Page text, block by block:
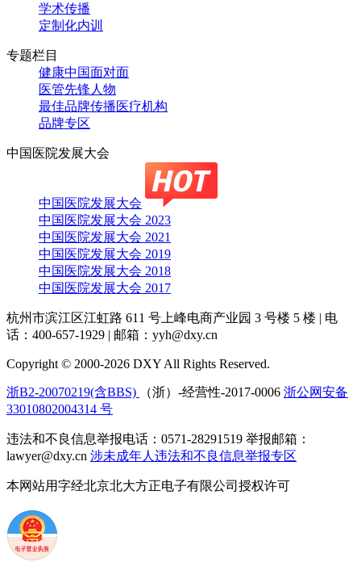
学术传播
定制化内训
专题栏目
健康中国面对面
医管先锋人物
最佳品牌传播医疗机构
品牌专区
中国医院发展大会
中国医院发展大会
中国医院发展大会 2023
中国医院发展大会 2021
中国医院发展大会 2019
中国医院发展大会 2018
中国医院发展大会 2017
杭州市滨江区江虹路 611 号上峰电商产业园 3 号楼 5 楼 | 电
话：400-657-1929 | 邮箱：yyh@dxy.cn
Copyright © 2000-2026 DXY All Rights Reserved.
浙B2-20070219(含BBS) （浙）-经营性-2017-0006 浙公网安备
33010802004314 号
违法和不良信息举报电话：0571-28291519 举报邮箱：
lawyer@dxy.cn 涉未成年人违法和不良信息举报专区
本网站用字经北京北大方正电子有限公司授权许可